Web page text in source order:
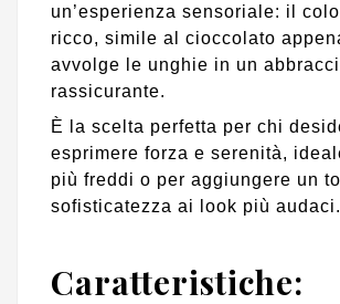
un’esperienza sensoriale: il
ricco, simile al cioccolato
avvolge le unghie in un
rassicurante.
È la scelta perfetta per chi
esprimere forza e serenità,
più freddi o per aggiungere un
sofisticatezza ai look più audaci.
Caratteristiche: